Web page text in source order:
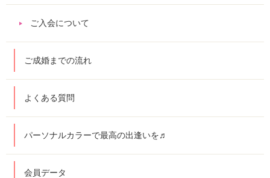
ご入会について
ご成婚までの流れ
よくある質問
パーソナルカラーで最高の出逢いを♬
会員データ